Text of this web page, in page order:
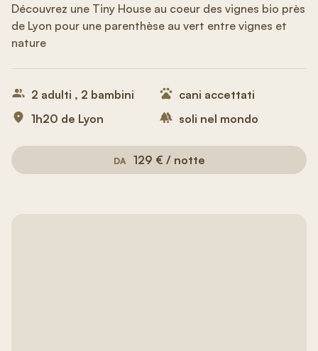
Découvrez une Tiny House au coeur des vignes bio près
de Lyon pour une parenthèse au vert entre vignes et
nature
2 adulti , 2 bambini
1h20 de Lyon
cani accettati
soli nel mondo
DA 129 € / notte